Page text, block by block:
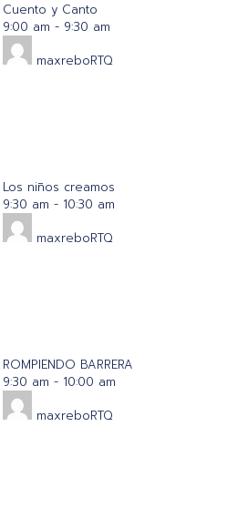
Cuento y Canto
9:00 am - 9:30 am
maxreboRTQ
Los niños creamos
9:30 am - 10:30 am
maxreboRTQ
ROMPIENDO BARRERA
9:30 am - 10:00 am
maxreboRTQ